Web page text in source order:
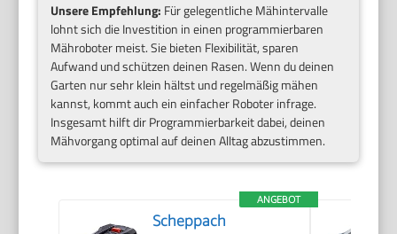
Unsere Empfehlung: Für gelegentliche Mähintervalle
lohnt sich die Investition in einen programmierbaren
Mähroboter meist. Sie bieten Flexibilität, sparen
Aufwand und schützen deinen Rasen. Wenn du deinen
Garten nur sehr klein hältst und regelmäßig mähen
kannst, kommt auch ein einfacher Roboter infrage.
Insgesamt hilft dir Programmierbarkeit dabei, deinen
Mähvorgang optimal auf deinen Alltag abzustimmen.
ANGEBOT
Scheppach